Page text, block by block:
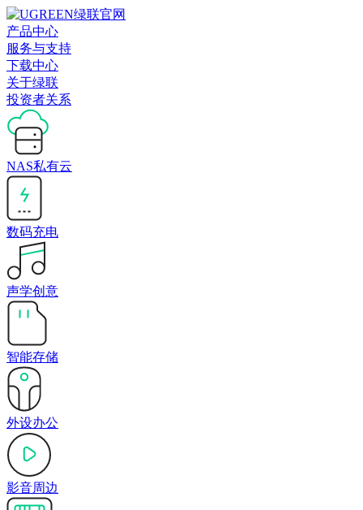
产品中心
服务与支持
下载中心
关于绿联
投资者关系
NAS私有云
数码充电
声学创意
智能存储
外设办公
影音周边